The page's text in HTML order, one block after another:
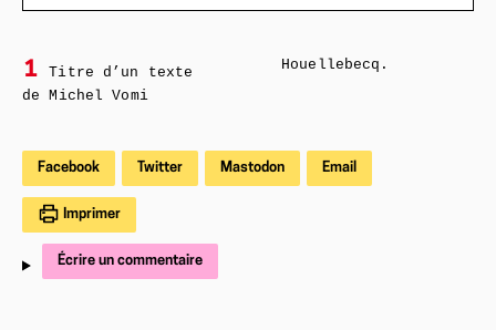
1
Titre d’un texte
de Michel Vomi
Houellebecq.
Facebook Twitter Mastodon Email
Imprimer
Écrire un commentaire